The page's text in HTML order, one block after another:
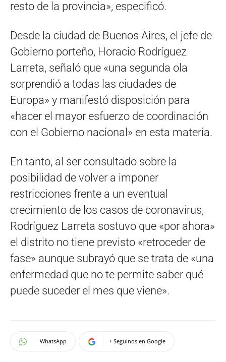
resto de la provincia», especificó.
Desde la ciudad de Buenos Aires, el jefe de
Gobierno porteño, Horacio Rodríguez
Larreta, señaló que «una segunda ola
sorprendió a todas las ciudades de
Europa» y manifestó disposición para
«hacer el mayor esfuerzo de coordinación
con el Gobierno nacional» en esta materia.
En tanto, al ser consultado sobre la
posibilidad de volver a imponer
restricciones frente a un eventual
crecimiento de los casos de coronavirus,
Rodríguez Larreta sostuvo que «por ahora»
el distrito no tiene previsto «retroceder de
fase» aunque subrayó que se trata de «una
enfermedad que no te permite saber qué
puede suceder el mes que viene».
WhatsApp + Seguinos en Google